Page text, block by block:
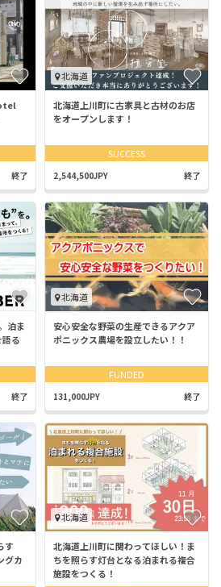
終了
北海道
北海道上川町に古家具と古材のお店
をオープンします！
SUCCESS
2,544,500JPY 終了
泊ま
る
終了
北海道
安心安全な野菜の生産できるアクア
ポニックス農場を設立したい！！
FUNDED
131,000JPY 終了
す
グカ
北海道
北海道上川町に関わってほしい！ま
ちを照らす灯台となる泊まれる複合
施設をつくる！